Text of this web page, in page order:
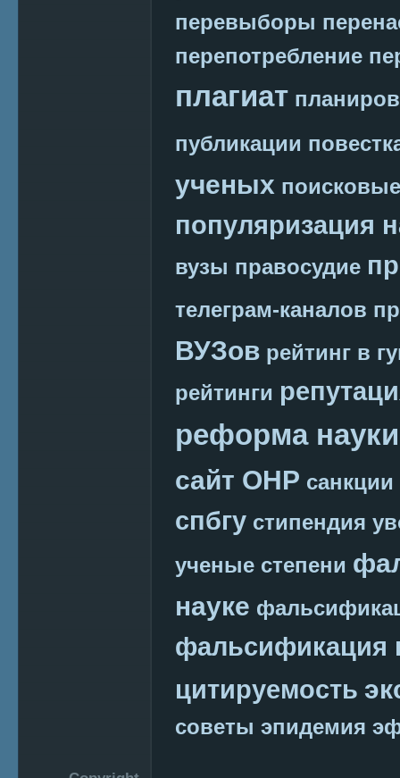
перевыборы
перепотребление
плагиат
публикации
ученых
популяризация
вузы правосудие
телеграм-каналов
ВУЗов рейтинг в
рейтинги
реформа науки
сайт ОНР санкции
спбгу стипендия
ученые степени
науке
фальсификация
цитируемость
советы эпидемия